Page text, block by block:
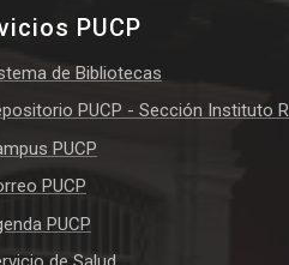
PUCP
de Bibliotecas
PUCP - Sección Instituto
PUCP
PUCP
PUCP